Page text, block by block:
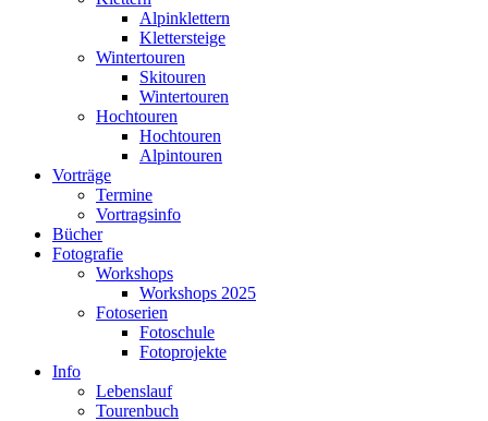
Alpinklettern
Klettersteige
Wintertouren
Skitouren
Wintertouren
Hochtouren
Hochtouren
Alpintouren
Vorträge
Termine
Vortragsinfo
Bücher
Fotografie
Workshops
Workshops 2025
Fotoserien
Fotoschule
Fotoprojekte
Info
Lebenslauf
Tourenbuch